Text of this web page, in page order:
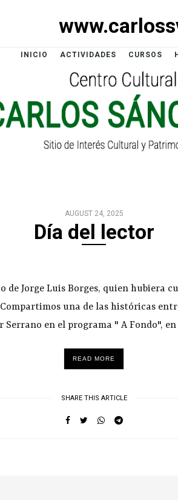
INICIO ACTIVIDADES CURSOS
AUGUST 24, 2025
Día del lector
de Jorge Luis Borges, quien hubiera
una de las históricas
Serrano en el programa " A Fondo", en
READ MORE
SHARE THIS ARTICLE